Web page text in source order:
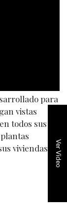
para
vistas
todos sus
viviendas
Ver Video